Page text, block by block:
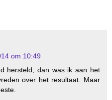
om 10:49
hersteld, dan was ik aan het
over het resultaat. Maar